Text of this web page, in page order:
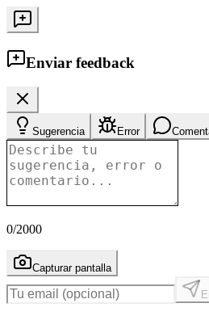
Enviar feedback
Sugerencia Error
0/2000
Capturar pantalla